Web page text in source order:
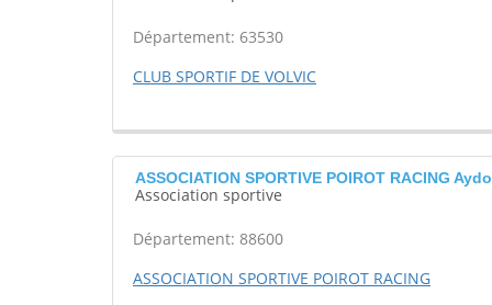
Département: 63530
CLUB SPORTIF DE VOLVIC
ASSOCIATION SPORTIVE POIROT RACING
Association sportive
Département: 88600
ASSOCIATION SPORTIVE POIROT RACING